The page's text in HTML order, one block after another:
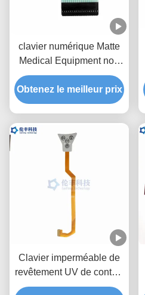
clavier numérique Matte
Medical Equipment non
tactile de membrane de
3M467 LED
Obtenez le meilleur prix
Clavier imperméable de
revêtement UV de contact
du vert LED de contact à